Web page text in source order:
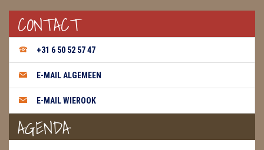
CONTACT
+31 6 50 52 57 47
E-MAIL ALGEMEEN
E-MAIL WIEROOK
AGENDA